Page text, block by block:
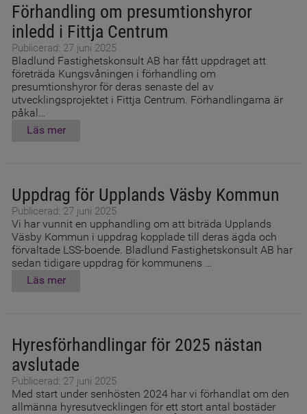
Förhandling om presumtionshyror
inledd i Fittja Centrum
Publicerad: 27 juni 2025
Bladlund Fastighetskonsult AB har fått uppdraget att
företräda Kungsvåningen i förhandling om
presumtionshyror för deras senaste del av
utvecklingsprojektet i Fittja Centrum. Förhandlingarna är
påkal…
Läs mer
Uppdrag för Upplands Väsby Kommun
Publicerad: 27 juni 2025
Vi har vunnit en upphandling om att biträda Upplands
Väsby Kommun i uppdrag kopplade till deras ägda och
förvaltade LSS-boende. Bladlund Fastighetskonsult AB har
sedan tidigare uppdrag för kommunens …
Läs mer
Hyresförhandlingar för 2025 nästan
avslutade
Publicerad: 27 juni 2025
Med start under senhösten 2024 har vi förhandlat om den
allmänna hyresutvecklingen för ett stort antal bostäder